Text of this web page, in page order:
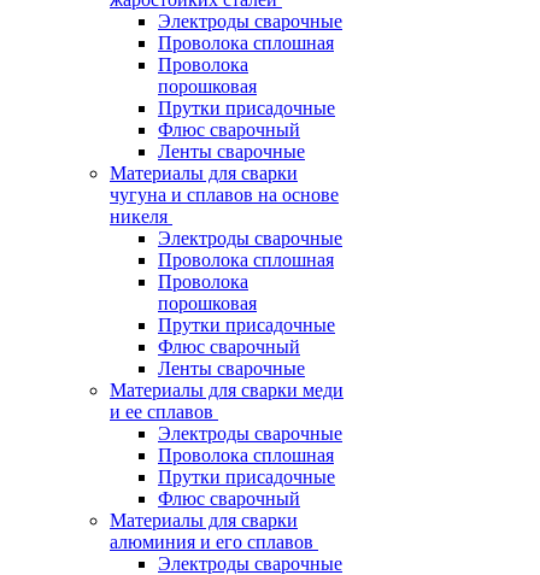
Электроды сварочные
Проволока сплошная
Проволока
порошковая
Прутки присадочные
Флюс сварочный
Ленты сварочные
Материалы для сварки
чугуна и сплавов на основе
никеля
Электроды сварочные
Проволока сплошная
Проволока
порошковая
Прутки присадочные
Флюс сварочный
Ленты сварочные
Материалы для сварки меди
и ее сплавов
Электроды сварочные
Проволока сплошная
Прутки присадочные
Флюс сварочный
Материалы для сварки
алюминия и его сплавов
Электроды сварочные